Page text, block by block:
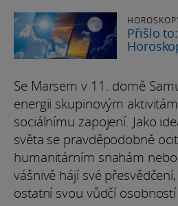
Přišlo
Se Marsem v 11. domě
energii skupinovým
sociálnímu zapojení. Jako
světa se pravděpodobně
humanitárním snahám
vášnivě hájí své
ostatní svou vůdčí